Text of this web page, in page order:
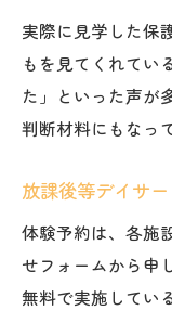
実際に見学した保
もを見てくれてい
た」といった声が
判断材料にもなっ
放課後等デイサ
体験予約は、各施
せフォームから申
無料で実施してい